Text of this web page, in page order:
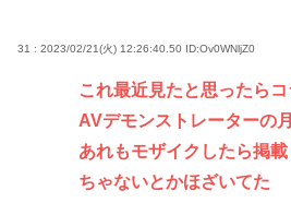
31 : 2023/02/21(火) 12:26:40.50 ID:Ov0WNljZ0
これ最近見たと思ったら
AVデモンストレーターの
あれもモザイクしたら掲
ちゃないとかほざいてた